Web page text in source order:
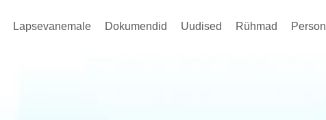
Lapsevanemale Dokumendid Uudised Rühmad